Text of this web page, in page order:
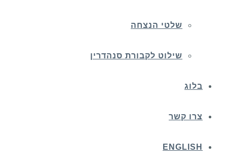
שלטי הנצחה
שילוט לקבורת סנהדרין
בלוג
צרו קשר
ENGLISH